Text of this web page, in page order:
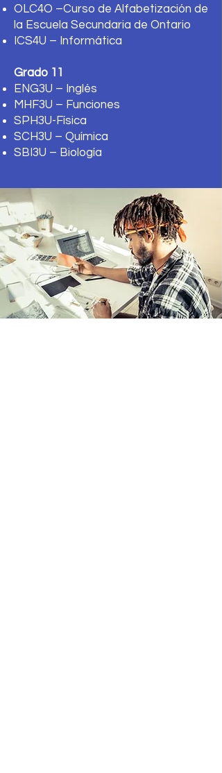
OLC4O –Curso de Alfabetización de
la Escuela Secundaria de Ontario
ICS4U – Informática​
Grado 11
ENG3U – Inglés
MHF3U – Funciones
SPH3U-Física
SCH3U – Química
SBI3U – Biología